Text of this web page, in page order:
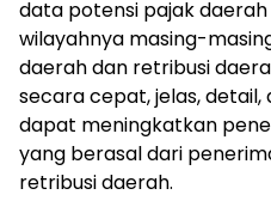
data potensi pajak
wilayahnya masing-
daerah dan retribusi
secara cepat, jelas,
dapat meningkatkan
yang berasal dari
retribusi daerah.